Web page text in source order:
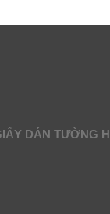
DÁN TƯỜNG